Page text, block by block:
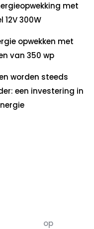
met
12V 300W
opwekken met
van 350 wp
worden steeds
een investering in
op